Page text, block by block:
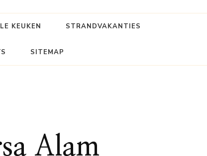
KEUKEN STRANDVAKANTIES
SITEMAP
Alam